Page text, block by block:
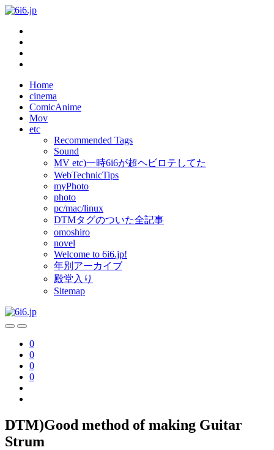
Home
cinema
ComicAnime
Mov
etc
Recommended Tags
Sound
MV etc)一時6i6が超ヘビロテしてた
WebTechnicTips
myPhoto
photo
pc/mac/linux
DTMタグのついた全記事
omoshiro
novel
Welcome to 6i6.jp!
年別アーカイブ
殿堂入り
Sitemap
0
0
0
0
DTM)Good method of making Guitar
Strum